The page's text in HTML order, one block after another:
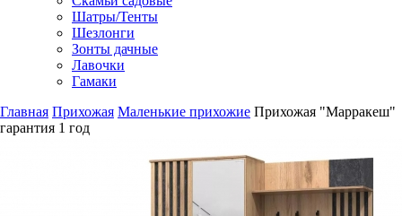
Шатры/Тенты
Шезлонги
Зонты дачные
Лавочки
Гамаки
Главная Прихожая Маленькие прихожие Прихожая "Марракеш"
гарантия 1 год